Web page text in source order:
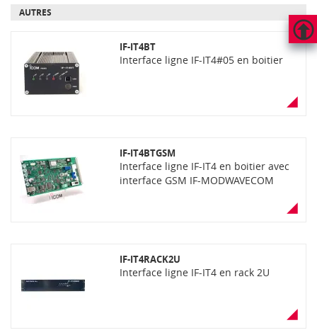
HAUT
AUTRES
IF-IT4BT
Interface ligne IF-IT4#05 en boitier
IF-IT4BTGSM
Interface ligne IF-IT4 en boitier avec
interface GSM IF-MODWAVECOM
IF-IT4RACK2U
Interface ligne IF-IT4 en rack 2U